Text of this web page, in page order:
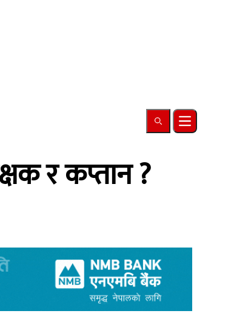
SearchOpen main
र कप्तान ?